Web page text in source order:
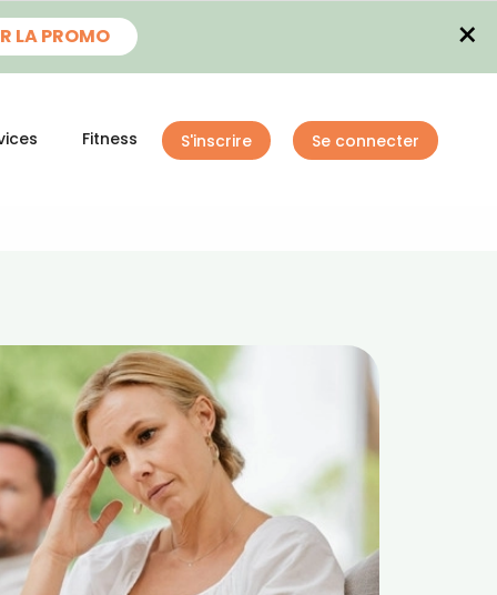
LA PROMO ×
Fitness S'inscrire Se connecter